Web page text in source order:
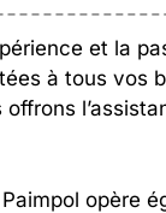
et la
à tous vos
opère